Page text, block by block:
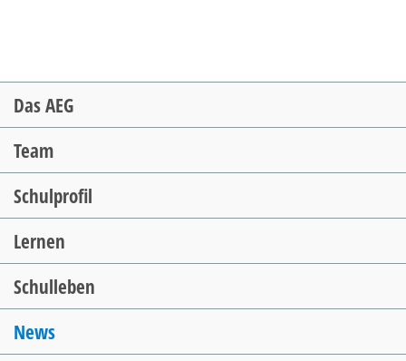
Navigation
überspringen
Das AEG
Team
Schulprofil
Lernen
Schulleben
News